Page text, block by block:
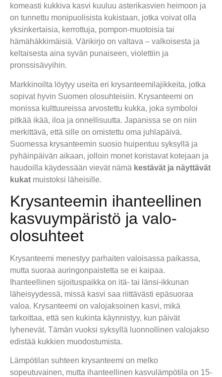
komeasti kukkiva kasvi kuuluu asterikasvien heimoon ja
on tunnettu monipuolisista kukistaan, jotka voivat olla
yksinkertaisia, kerrottuja, pompon-muotoisia tai
hämähäkkimäisiä. Värikirjo on valtava – valkoisesta ja
keltaisesta aina syvän punaiseen, violettiin ja
pronssisävyihin.
Markkinoilta löytyy useita eri krysanteemilajikkeita, jotka
sopivat hyvin Suomen olosuhteisiin. Krysanteemi on
monissa kulttuureissa arvostettu kukka, joka symboloi
pitkää ikää, iloa ja onnellisuutta. Japanissa se on niin
merkittävä, että sille on omistettu oma juhlapäivä.
Suomessa krysanteemin suosio huipentuu syksyllä ja
pyhäinpäivän aikaan, jolloin monet koristavat kotejaan ja
haudoilla käydessään vievät nämä kestävät ja näyttävät
kukat muistoksi läheisille.
Krysanteemin ihanteellinen
kasvuympäristö ja valo-
olosuhteet
Krysanteemi menestyy parhaiten valoisassa paikassa,
mutta suoraa auringonpaistetta se ei kaipaa.
Ihanteellinen sijoituspaikka on itä- tai länsi-ikkunan
läheisyydessä, missä kasvi saa riittävästi epäsuoraa
valoa. Krysanteemi on valojaksoinen kasvi, mikä
tarkoittaa, että sen kukinta käynnistyy, kun päivät
lyhenevät. Tämän vuoksi syksyllä luonnollinen valojakso
edistää kukkien muodostumista.
Lämpötilan suhteen krysanteemi on melko
sopeutuvainen, mutta ihanteellinen kasvulämpötila on 15-